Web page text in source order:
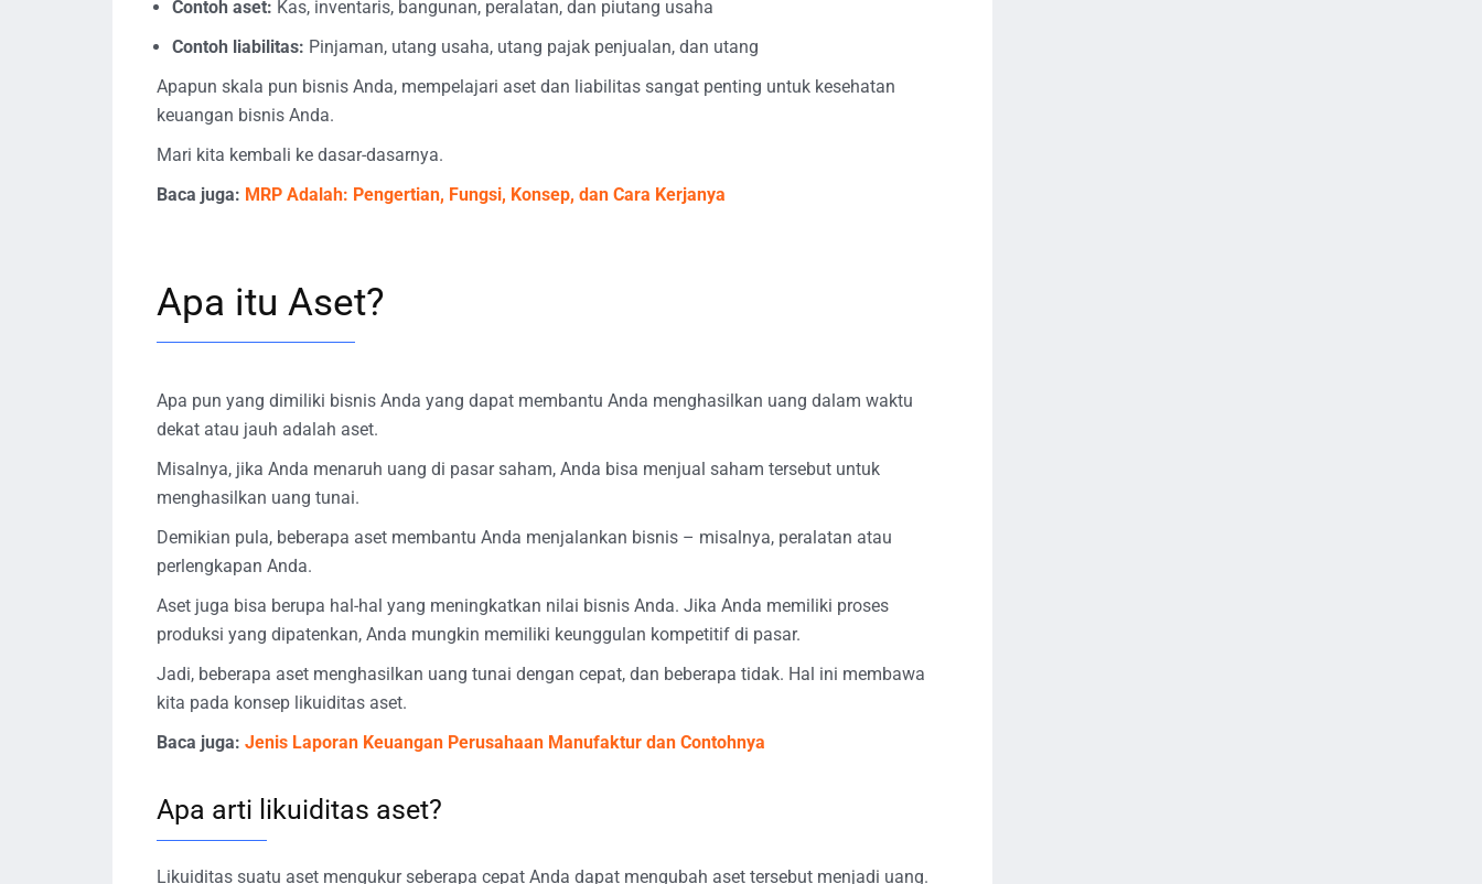
Contoh aset: Kas, inventaris, bangunan, peralatan, dan piutang usaha
Contoh liabilitas: Pinjaman, utang usaha, utang pajak penjualan, dan utang
Apapun skala pun bisnis Anda, mempelajari aset dan liabilitas sangat penting untuk kesehatan
keuangan bisnis Anda.
Mari kita kembali ke dasar-dasarnya.
Baca juga: MRP Adalah: Pengertian, Fungsi, Konsep, dan Cara Kerjanya
Apa itu Aset?
Apa pun yang dimiliki bisnis Anda yang dapat membantu Anda menghasilkan uang dalam waktu
dekat atau jauh adalah aset.
Misalnya, jika Anda menaruh uang di pasar saham, Anda bisa menjual saham tersebut untuk
menghasilkan uang tunai.
Demikian pula, beberapa aset membantu Anda menjalankan bisnis – misalnya, peralatan atau
perlengkapan Anda.
Aset juga bisa berupa hal-hal yang meningkatkan nilai bisnis Anda. Jika Anda memiliki proses
produksi yang dipatenkan, Anda mungkin memiliki keunggulan kompetitif di pasar.
Jadi, beberapa aset menghasilkan uang tunai dengan cepat, dan beberapa tidak. Hal ini membawa
kita pada konsep likuiditas aset.
Baca juga: Jenis Laporan Keuangan Perusahaan Manufaktur dan Contohnya
Apa arti likuiditas aset?
Likuiditas suatu aset mengukur seberapa cepat Anda dapat mengubah aset tersebut menjadi uang.